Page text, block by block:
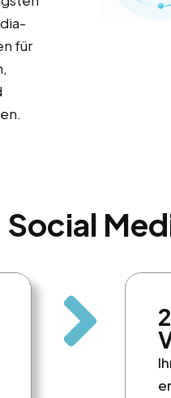
für